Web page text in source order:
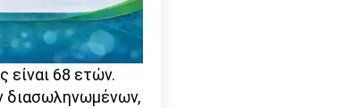
είναι 68 ετών.
διασωληνωμένων,